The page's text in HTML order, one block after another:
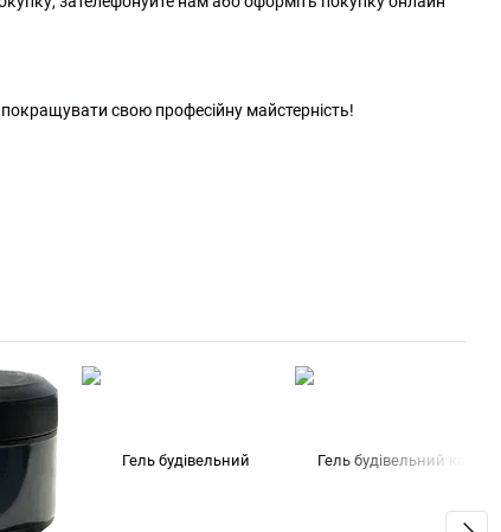
свою професійну майстерність!